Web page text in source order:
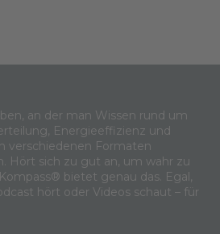
an der man Wissen rund um
Energieeffizienz und
verschiedenen Formaten
Hört sich zu gut an, um wahr zu
bietet genau das. Egal,
hört oder Videos schaut – für